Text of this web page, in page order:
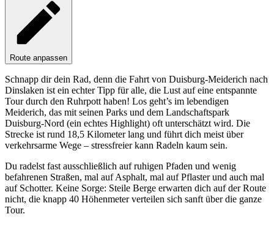
Route anpassen
Schnapp dir dein Rad, denn die Fahrt von Duisburg-Meiderich nach
Dinslaken ist ein echter Tipp für alle, die Lust auf eine entspannte
Tour durch den Ruhrpott haben! Los geht’s im lebendigen
Meiderich, das mit seinen Parks und dem Landschaftspark
Duisburg-Nord (ein echtes Highlight) oft unterschätzt wird. Die
Strecke ist rund 18,5 Kilometer lang und führt dich meist über
verkehrsarme Wege – stressfreier kann Radeln kaum sein.
Du radelst fast ausschließlich auf ruhigen Pfaden und wenig
befahrenen Straßen, mal auf Asphalt, mal auf Pflaster und auch mal
auf Schotter. Keine Sorge: Steile Berge erwarten dich auf der Route
nicht, die knapp 40 Höhenmeter verteilen sich sanft über die ganze
Tour.